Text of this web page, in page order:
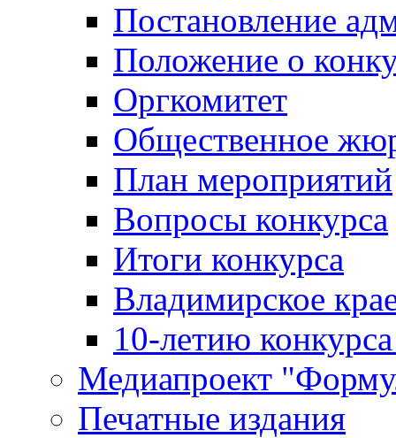
Постановление
Положение о
Оргкомитет
Общественное
План мероприятий
Вопросы конкурса
Итоги конкурса
Владимирское
10-летию
Медиапроект
Печатные издания